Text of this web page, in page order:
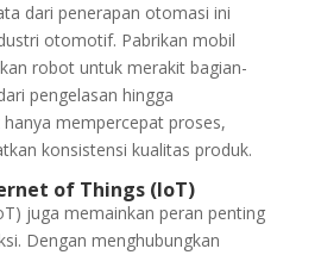
dari penerapan otomasi ini
otomotif. Pabrikan mobil
robot untuk merakit bagian-
pengelasan hingga
mempercepat proses,
konsistensi kualitas produk.
of Things (IoT)
juga memainkan peran penting
Dengan menghubungkan